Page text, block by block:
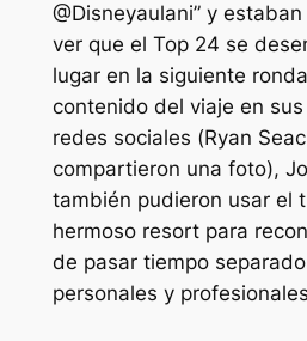
@Disneyaulani” y
ver que el Top 24 se
lugar en la siguiente
contenido del viaje en
redes sociales (Ryan
compartieron una foto),
también pudieron usar el
hermoso resort para
de pasar tiempo
personales y